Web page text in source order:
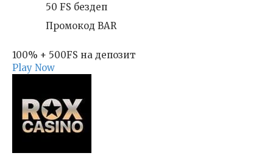
50 FS бездеп
Промокод BAR
100% + 500FS на депозит
Play Now